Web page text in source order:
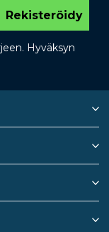
Rekisteröidy
Hyväksyn